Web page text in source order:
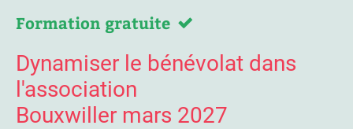
Formation gratuite
Dynamiser le bénévolat dans
l'association
Bouxwiller mars 2027